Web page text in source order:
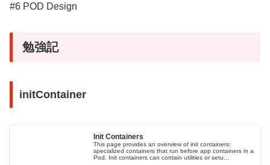
#6 POD Design
勉強記
initContainer
Init Containers
This page provides an overview of init containers:
specialized containers that run before app containers in a
Pod. Init containers can contain utilities or setu...